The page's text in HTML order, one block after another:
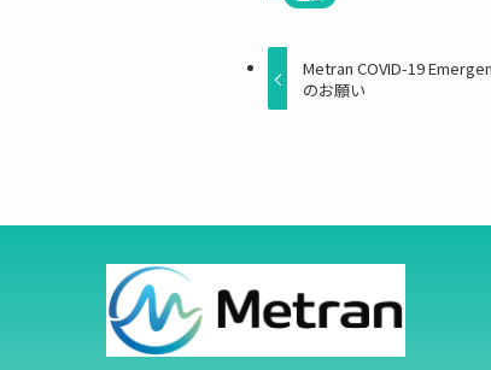
Metran COVID-19
のお願い